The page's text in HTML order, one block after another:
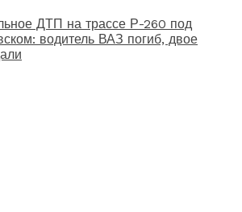
ДТП на трассе Р-260 под
водитель ВАЗ погиб, двое